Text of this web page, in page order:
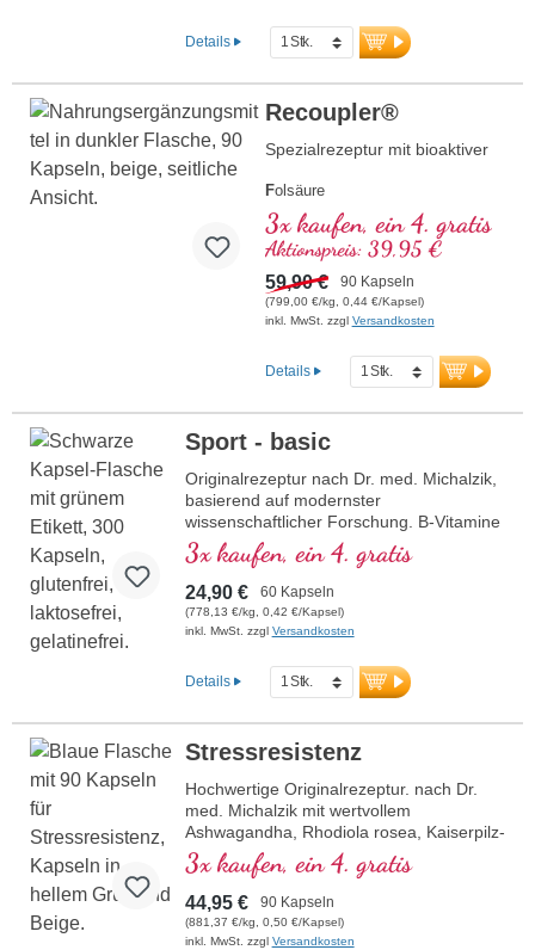
Erfahrung garantieren höchste Qualität.
Von Ärzten entwickelt.
Mitochondrium forte PRO
Details
Recoupler®
Spezialrezeptur mit bioaktiver
Folsäure
Arginin
Lycopin
Curcuma
Curcumin
Ascorbinsäure
Resveratrol
B(Vitamin B12)
3x kaufen, ein 4. gratis
Aktionspreis: 39,95 €
59,90 € 90 Kapseln
(799,00 €/kg, 0,44 €/Kapsel)
inkl. MwSt. zzgl Versandkosten
Details
Sport - basic
Originalrezeptur nach Dr. med. Michalzik,
basierend auf modernster
wissenschaftlicher Forschung. B-Vitamine
2, 6, 12 und Folsäure in bioaktiver Form!
3x kaufen, ein 4. gratis
24,90 € 60 Kapseln
(778,13 €/kg, 0,42 €/Kapsel)
inkl. MwSt. zzgl Versandkosten
Details
Stressresistenz
Hochwertige Originalrezeptur. nach Dr.
med. Michalzik mit wertvollem
Ashwagandha, Rhodiola rosea, Kaiserpilz-
Extrakt, Reishi und Pantothensäure.
Pantothensäure unterstützt eine normale
geistige Leistung, während Vitamin E die
Zellen vor oxidativem Stress schützt.Die
hochreinen pflanzlichen Kapselhüllen sind
3x kaufen, ein 4. gratis
44,95 € 90 Kapseln
(881,37 €/kg, 0,50 €/Kapsel)
inkl. MwSt. zzgl Versandkosten